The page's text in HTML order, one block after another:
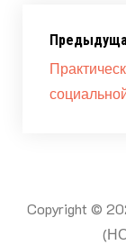
Copyright ©